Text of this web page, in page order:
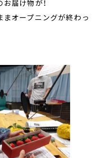
届け物が！
オープニングが終わっ